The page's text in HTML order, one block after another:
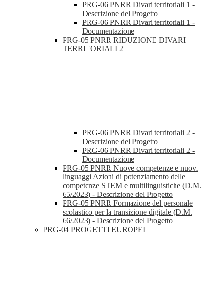
PRG-06 PNRR Divari territoriali 1 -
Descrizione del Progetto
PRG-06 PNRR Divari territoriali 1 -
Documentazione
PRG-05 PNRR RIDUZIONE DIVARI
TERRITORIALI 2
PRG-06 PNRR Divari territoriali 2 -
Descrizione del Progetto
PRG-06 PNRR Divari territoriali 2 -
Documentazione
PRG-05 PNRR Nuove competenze e nuovi
linguaggi Azioni di potenziamento delle
competenze STEM e multilinguistiche (D.M.
65/2023) - Descrizione del Progetto
PRG-05 PNRR Formazione del personale
scolastico per la transizione digitale (D.M.
66/2023) - Descrizione del Progetto
PRG-04 PROGETTI EUROPEI